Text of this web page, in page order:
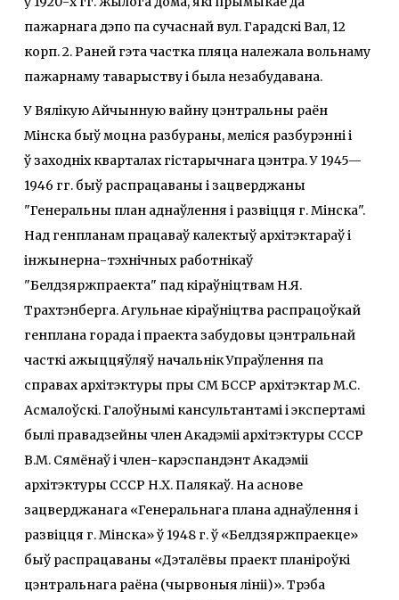
пажарнага дэпо па сучаснай вул. Гарадскі Вал, 12
корп. 2. Раней гэта частка пляца належала вольнаму
пажарнаму таварыству і была незабудавана.
У Вялікую Айчынную вайну цэнтральны раён
Мінска быў моцна разбураны, меліся разбурэнні і
ў заходніх кварталах гістарычнага цэнтра. У 1945—
1946 гг. быў распрацаваны і зацверджаны
"Генеральны план аднаўлення і развіцця г. Мінска".
Над генпланам працаваў калектыў архітэктараў і
інжынерна-тэхнічных работнікаў
"Белдзяржпраекта" пад кіраўніцтвам Н.Я.
Трахтэнберга. Агульнае кіраўніцтва распрацоўкай
генплана горада і праекта забудовы цэнтральнай
часткі ажыццяўляў начальнік Упраўлення па
справах архітэктуры пры СМ БССР архітэктар М.С.
Асмалоўскі. Галоўнымі кансультантамі і экспертамі
былі правадзейны член Акадэміі архітэктуры СССР
В.М. Сямёнаў і член-карэспандэнт Акадэміі
архітэктуры СССР Н.Х. Палякаў. На аснове
зацверджанага «Генеральнага плана аднаўлення і
развіцця г. Мінска» ў 1948 г. ў «Белдзяржпраекце»
быў распрацаваны «Дэталёвы праект планіроўкі
цэнтральнага раёна (чырвоныя лініі)». Трэба